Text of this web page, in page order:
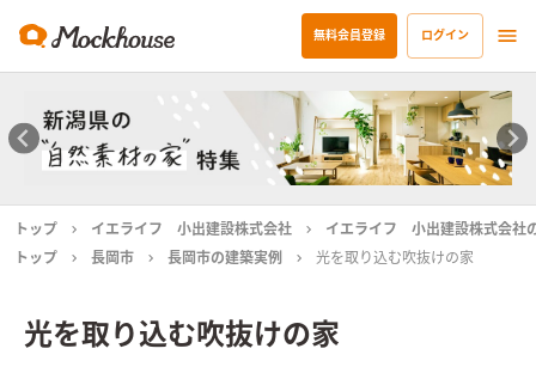
無料会員登録 ログイン
トップ イエライフ 小出建設株式会社
イエライフ 小出建設株式会社
トップ
長岡市 長岡市の建築実例 光を取り込む吹抜けの家
光を取り込む吹抜けの家